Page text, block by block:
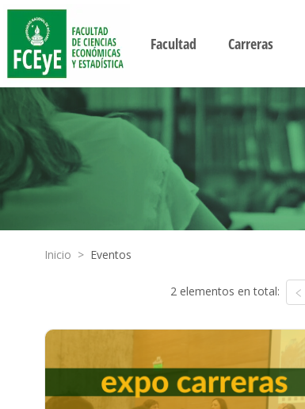
Facultad Carreras
Inicio > Eventos
2 elementos en total: